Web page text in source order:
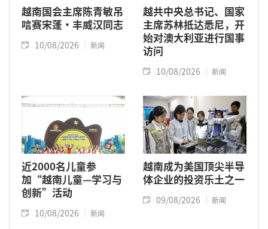
越南国会主席陈青敏吊
唁赛宋蓬·丰威汉同志
10/08/2026 新闻
越共中央总书记、国家
主席苏林抵达悉尼，开
始对澳大利亚进行国事
访问
10/08/2026 新闻
近2000名儿童参
加“越南儿童—学习与
创新”活动
10/08/2026 新闻
越南成为美国顶尖半导
体企业的投资乐土之一
09/08/2026 新闻